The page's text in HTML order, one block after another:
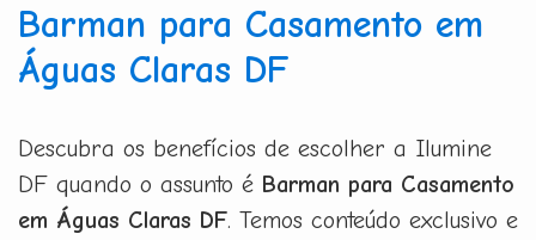
Barman para Casamento em
Águas Claras DF
Descubra os benefícios de escolher a Ilumine
DF quando o assunto é Barman para Casamento
em Águas Claras DF. Temos conteúdo exclusivo e